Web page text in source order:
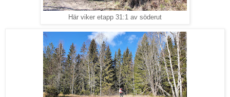
Här viker etapp 31:1 av söderut